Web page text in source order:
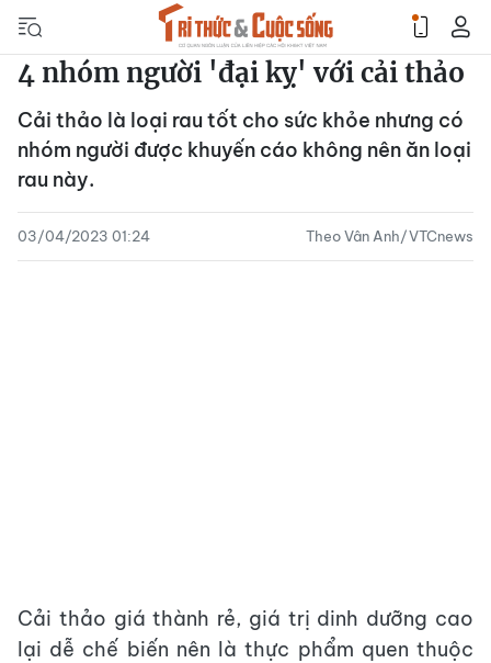
4 nhóm người 'đại kỵ' với cải thảo
Cải thảo là loại rau tốt cho sức khỏe nhưng có
nhóm người được khuyến cáo không nên ăn loại
rau này.
03/04/2023 01:24 Theo Vân Anh/VTCnews
Cải thảo giá thành rẻ, giá trị dinh dưỡng cao
lại dễ chế biến nên là thực phẩm quen thuộc